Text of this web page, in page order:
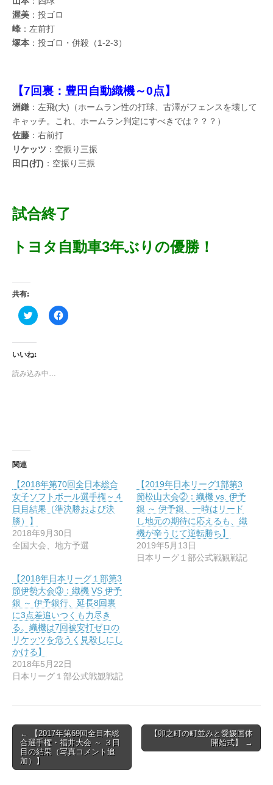
渥美 ：投ゴロ
峰 ：左前打
塚本 ：投ゴロ・併殺（1-2-3）
【7回裏：豊田自動織機～0点】
洲鎌 ：左飛(大)（ホームラン性の打球、古澤がフェンスを壊して
キャッチ。これ、ホームラン判定にすべきでは？？？）
佐藤 ：右前打
リケッツ ：空振り三振
田口(打) ：空振り三振
試合終了
トヨタ自動車3年ぶりの優勝！
共有:
ク
リ
し
て
T
w
i
ィ
ン
ド
ウ
で
き
ま
す
)
F
a
く
だ
さ
い
(
し
い
ウ
ィ
ウ
で
開
き
ま
す
)
いいね:
読み込み中…
関連
【2018年第70回全日本総合
女子ソフトボール選手権～４
日目結果（準決勝および決
勝）】
2018年9月30日
全国大会、地方予選
【2019年日本リーグ1部第3
節松山大会②：織機 vs. 伊予
銀 ～ 伊予銀、一時はリード
し地元の期待に応えるも、織
機が辛うじて逆転勝ち】
2019年5月13日
日本リーグ１部公式戦観戦記
【2018年日本リーグ１部第3
節伊勢大会③：織機 VS 伊予
銀 ～ 伊予銀行、延長8回裏
に3点差追いつくも力尽き
る。織機は7回被安打ゼロの
リケッツを危うく見殺しにし
かける】
2018年5月22日
日本リーグ１部公式戦観戦記
Post
navigation
← 【2017年第69回全日本総
合選手権・福井大会 ～ ３日
目の結果（写真コメント追
加）】
【卯之町の町並みと愛媛国体
開始式】 →